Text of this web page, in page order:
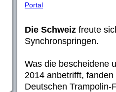
Portal
Die Schweiz freute
Synchronspringen.
Was die bescheidene
2014 anbetrifft,
Deutschen Trampolin-